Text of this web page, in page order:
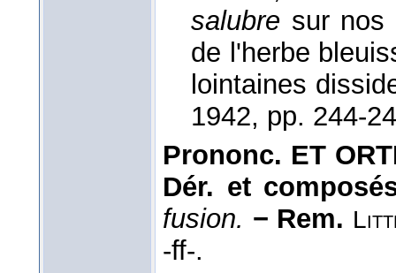
salubre sur nos
de l'herbe
lointaines
1942, pp. 244-
Prononc. ET
Dér. et
fusion. − Rem.
-ff-.